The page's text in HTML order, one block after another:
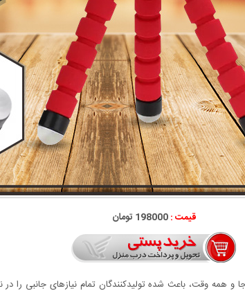
قیمت :198000 تومان
همه وقت، باعث شده تولیدکنندگان تمام نیازهای جانبی را